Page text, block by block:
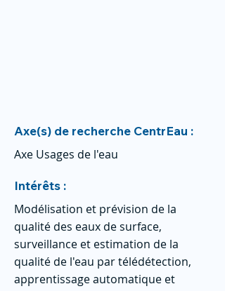
Axe(s) de recherche CentrEau :
Axe Usages de l'eau
Intérêts :
Modélisation et prévision de la
qualité des eaux de surface,
surveillance et estimation de la
qualité de l'eau par télédétection,
apprentissage automatique et